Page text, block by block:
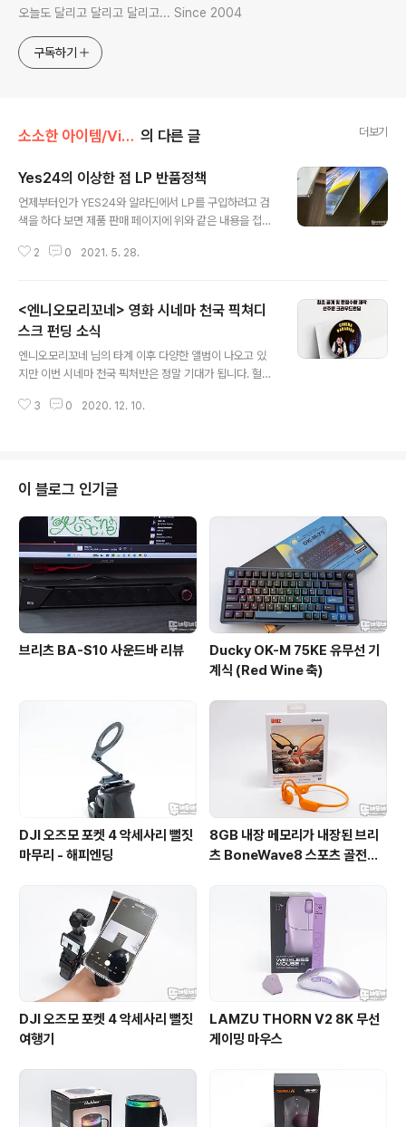
오늘도 달리고 달리고 달리고... Since 2004
구독하기
소소한 아이템/Vinyl 의 다른 글 더보기
Yes24의 이상한 점 LP 반품정책
언제부터인가 YES24와 알라딘에서 LP를 구입하려고 검
색을 하다 보면 제품 판매 페이지에 위와 같은 내용을 접하
핑 비닐을 벗기지 않은 상태에서 찍힘이 있어 교환을 받은
악 (Back To The Future OST) [LP] "를 구입하기 위
해 Yes24에 주문하였고 며칠 전에 제품이 도착되었습니
다. 택배 박스에서 에어캡 비닐에 있는 LP를 꺼내고 많이
놀랬습니다. 보통 택배 운반 중에 문제가 생기는 경우 랩핑
경험은 종종 합니다만 그걸 가지고 교환 요청을 하진 않습
2 0 2021. 5. 28.
<엔니오모리꼬네> 영화 시네마 천국 픽쳐디
스크 펀딩 소식
엔니오모리꼬네 님의 타계 이후 다양한 앨범이 나오고 있
지만 이번 시네마 천국 픽처반은 정말 기대가 됩니다. 헐리
제목이 걸린 상영관을 지나다가 저 영화? 재미있을까? 하
영화 포스터가 새겨진 픽처반을 오디오가이에서 내준신다
고 하니 기대가 됩니다. 펀딩이 아니어도 필구 제품이기에
무척 기대됩니다. 어떻게 제꺼만 빨리 안될까요? ㅎㅎ 펀딩
완료!! 꺄오~~ 펀딩 사이트 : www.tumblbug.com/tha
nkstomorricone/community/f44ea341-c02c-44
2f..
3 0 2020. 12. 10.
이 블로그 인기글
브리츠 BA-S10 사운드바 리뷰
Ducky OK-M 75KE 유무선 기
계식 (Red Wine 축)
DJI 오즈모 포켓 4 악세사리 뻘짓
마무리 - 해피엔딩
8GB 내장 메모리가 내장된 브리
츠 BoneWave8 스포츠 골전도
DJI 오즈모 포켓 4 악세사리 뻘짓
여행기
LAMZU THORN V2 8K 무선
게이밍 마우스